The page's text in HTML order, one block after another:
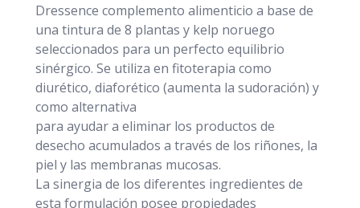
Dressence complemento alimenticio a base de
una tintura de 8 plantas y kelp noruego
seleccionados para un perfecto equilibrio
sinérgico. Se utiliza en fitoterapia como
diurético, diaforético (aumenta la sudoración) y
como alternativa
para ayudar a eliminar los productos de
desecho acumulados a través de los riñones, la
piel y las membranas mucosas.
La sinergia de los diferentes ingredientes de
esta formulación posee propiedades